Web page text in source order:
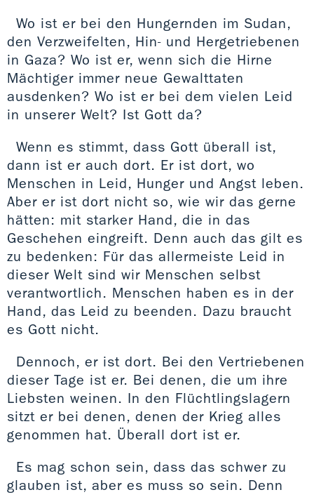
Wo ist er bei den Hungernden im Sudan,
den Verzweifelten, Hin- und Hergetriebenen
in Gaza? Wo ist er, wenn sich die Hirne
Mächtiger immer neue Gewalttaten
ausdenken? Wo ist er bei dem vielen Leid
in unserer Welt? Ist Gott da?
Wenn es stimmt, dass Gott überall ist,
dann ist er auch dort. Er ist dort, wo
Menschen in Leid, Hunger und Angst leben.
Aber er ist dort nicht so, wie wir das gerne
hätten: mit starker Hand, die in das
Geschehen eingreift. Denn auch das gilt es
zu bedenken: Für das allermeiste Leid in
dieser Welt sind wir Menschen selbst
verantwortlich. Menschen haben es in der
Hand, das Leid zu beenden. Dazu braucht
es Gott nicht.
Dennoch, er ist dort. Bei den Vertriebenen
dieser Tage ist er. Bei denen, die um ihre
Liebsten weinen. In den Flüchtlingslagern
sitzt er bei denen, denen der Krieg alles
genommen hat. Überall dort ist er.
Es mag schon sein, dass das schwer zu
glauben ist, aber es muss so sein. Denn